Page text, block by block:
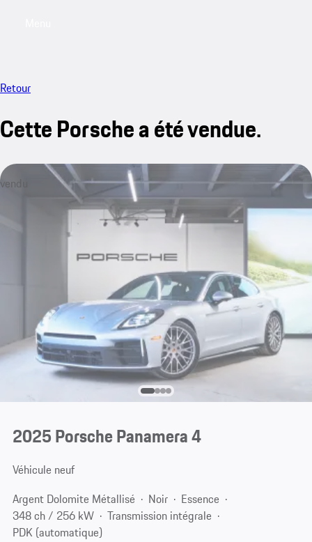
Retour
Cette Porsche a été vendue.
vendu
2025 Porsche Panamera 4
Véhicule neuf
Argent Dolomite Métallisé
Noir
Essence
348 ch / 256 kW
Transmission intégrale
PDK (automatique)